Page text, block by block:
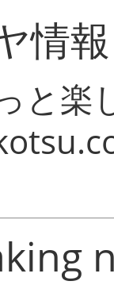
情
と楽